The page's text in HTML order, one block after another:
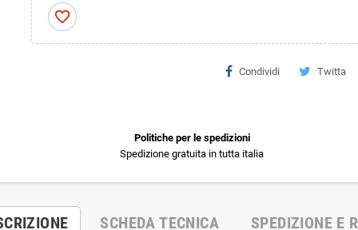
favorite_border
Condividi Twitta
Politiche per le spedizioni
Spedizione gratuita in tutta italia
SCHEDA TECNICA SPEDIZIONE E